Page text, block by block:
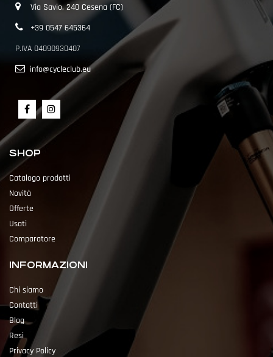
Via Savio, 240 Cesena (FC)
+39 0547 645364
P.IVA 04090930407
info@cycleclub.eu
SHOP
Catalogo prodotti
Novità
Offerte
Usati
Comparatore
INFORMAZIONI
Chi siamo
Contatti
Blog
Resi
Privacy Policy